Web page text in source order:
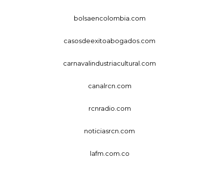
bolsaencolombia.com
casosdeexitoabogados.com
carnavalindustriacultural.com
canalrcn.com
rcnradio.com
noticiasrcn.com
lafm.com.co